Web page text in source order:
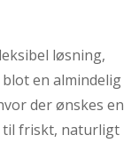
løsning,
en almindelig
der ønskes en
til friskt, naturligt